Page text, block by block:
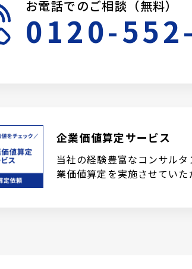
お電話でのご相談（無料）
0120-
企業価値算定サービス
当社の経験豊富なコンサル
業価値算定を実施させていた